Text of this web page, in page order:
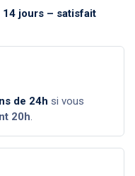
14 jours – satisfait
de 24h si vous
20h.